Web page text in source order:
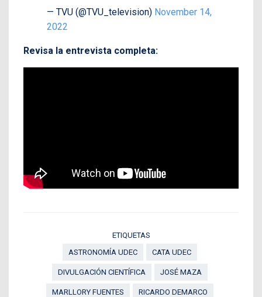
— TVU (@TVU_television) November 14,
2022
Revisa la entrevista completa:
ETIQUETAS
ASTRONOMÍA UDEC
CATA UDEC
DIVULGACIÓN CIENTÍFICA JOSÉ MAZA
MARLLORY FUENTES RICARDO DEMARCO